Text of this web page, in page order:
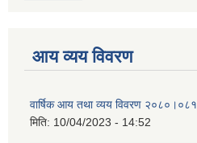
आय व्यय विवरण
वार्षिक आय तथा व्यय विवरण २०८०।०८१
मिति: 10/04/2023 - 14:52